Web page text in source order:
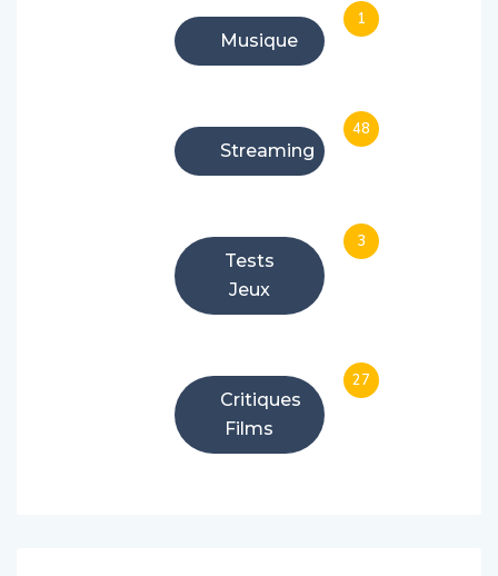
Musique
1
Streaming
48
Tests
Jeux
3
Critiques
Films
27